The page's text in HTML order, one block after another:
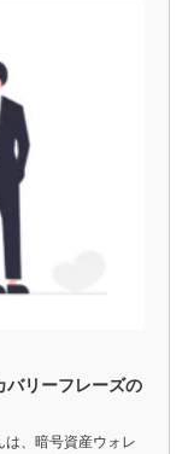
バリーフレーズの
、暗号資産ウォレ